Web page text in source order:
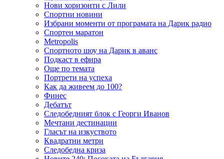
Нови хоризонти с Лили
Спортни новини
Избрани моменти от програмата на Дарик радио
Спортен маратон
Metropolis
Спортното шоу на Дарик в аванс
Подкаст в ефира
Още по темата
Портрети на успеха
Как да живеем до 100?
Финес
Дебатът
Следобедният блок с Георги Иванов
Мечтани дестинации
Гласът на изкуството
Квадратни метри
Следобедна криза